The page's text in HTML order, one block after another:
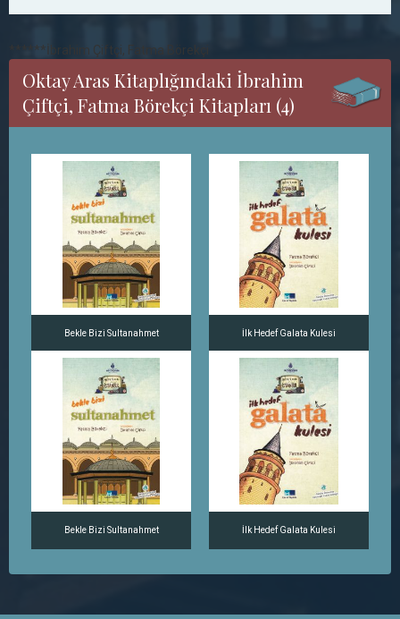
******İbrahim Çiftçi, Fatma Börekçi
Oktay Aras Kitaplığındaki İbrahim
Çiftçi, Fatma Börekçi Kitapları (4)
Bekle Bizi Sultanahmet İlk Hedef Galata Kulesi
Bekle Bizi Sultanahmet İlk Hedef Galata Kulesi